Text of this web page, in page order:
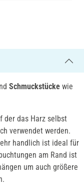
Schmuckstücke wie
der das Harz selbst
verwendet werden.
handlich ist ideal für
am Rand ist
um auch größere